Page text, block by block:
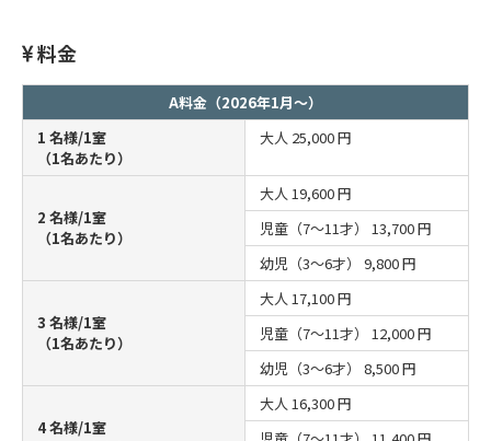
料金
A料金（2026年1月～）
1 名様/1室
（1名あたり）
大人 25,000 円
2 名様/1室
（1名あたり）
大人 19,600 円
児童（7～11才） 13,700 円
幼児（3～6才） 9,800 円
3 名様/1室
（1名あたり）
大人 17,100 円
児童（7～11才） 12,000 円
幼児（3～6才） 8,500 円
4 名様/1室
大人 16,300 円